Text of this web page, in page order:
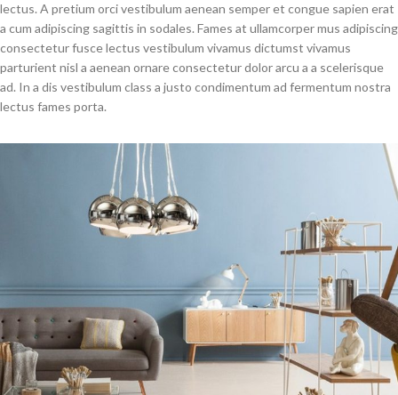
lectus. A pretium orci vestibulum aenean semper et congue sapien erat
a cum adipiscing sagittis in sodales. Fames at ullamcorper mus adipiscing
consectetur fusce lectus vestibulum vivamus dictumst vivamus
parturient nisl a aenean ornare consectetur dolor arcu a a scelerisque
ad. In a dis vestibulum class a justo condimentum ad fermentum nostra
lectus fames porta.